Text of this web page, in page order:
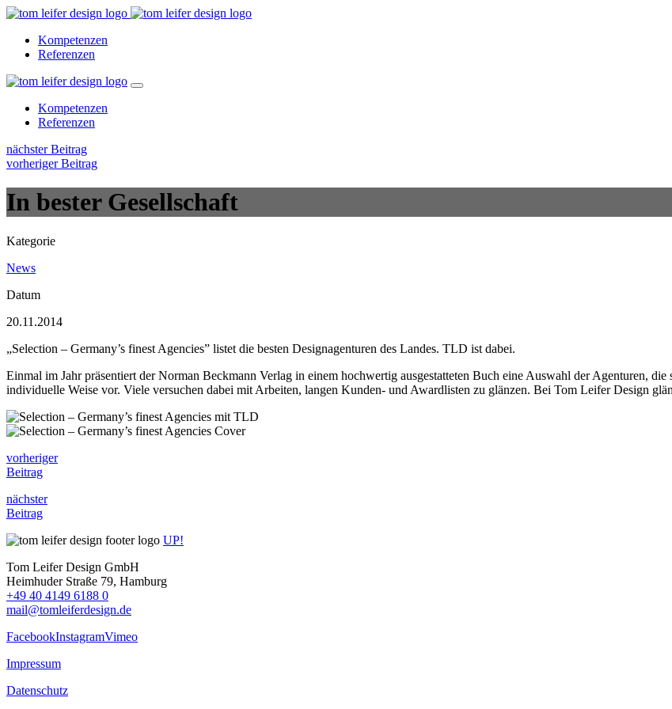
Kompetenzen
Referenzen
Kompetenzen
Referenzen
nächster Beitrag
vorheriger Beitrag
In bester Gesellschaft
Kategorie
News
Datum
20.11.2014
„Selection – Germany’s finest Agencies” listet die besten Designagenturen des Landes. TLD ist dabei.
Einmal im Jahr präsentiert der Norman Beckmann Verlag in einem hochwertig ausgestatteten Buch eine Auswahl der Agenturen,
individuelle Weise vor. Viele versuchen dabei mit Arbeiten, langen Kunden- und Awardlisten zu glänzen. Bei Tom Leifer Design
vorheriger
Beitrag
nächster
Beitrag
UP!
Tom Leifer Design GmbH
Heimhuder Straße 79, Hamburg
+49 40 4149 6188 0
mail@tomleiferdesign.de
FacebookInstagramVimeo
Impressum
Datenschutz